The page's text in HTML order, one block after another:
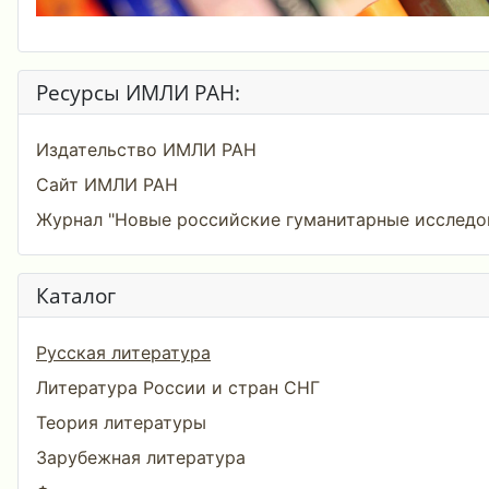
Ресурсы ИМЛИ РАН:
Издательство ИМЛИ РАН
Сайт ИМЛИ РАН
Журнал "Новые российские гуманитарные
Каталог
Русская литература
Литература России и стран СНГ
Теория литературы
Зарубежная литература